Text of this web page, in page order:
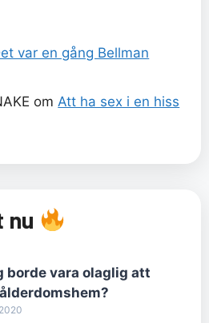
var en gång Bellman
om Att ha sex i en hiss
nu
borde vara olaglig att